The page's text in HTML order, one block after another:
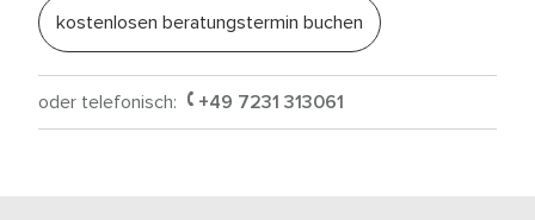
kostenlosen beratungstermin buchen
oder telefonisch: +49 7231 313061